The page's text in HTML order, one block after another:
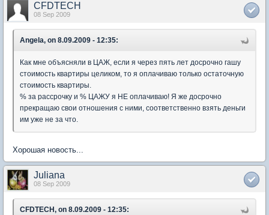
CFDTECH
08 Sep 2009
Angela, on 8.09.2009 - 12:35:
Как мне объясняли в ЦАЖ, если я через пять лет досрочно гашу
стоимость квартиры целиком, то я оплачиваю только остаточную
стоимость квартиры.
% за рассрочку и % ЦАЖУ я НЕ оплачиваю! Я же досрочно
прекращаю свои отношения с ними, соответственно взять деньги
им уже не за что.
Хорошая новость...
Juliana
08 Sep 2009
CFDTECH, on 8.09.2009 - 12:35: